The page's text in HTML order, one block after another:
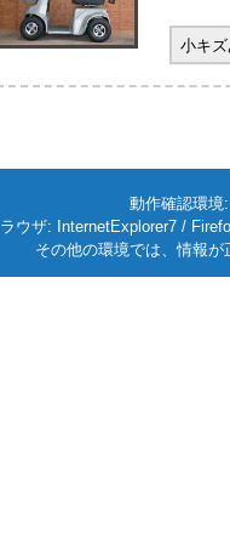
小キズ
動作確認環境
ウザ: InternetExplorer7 /
その他の環境では、情報が